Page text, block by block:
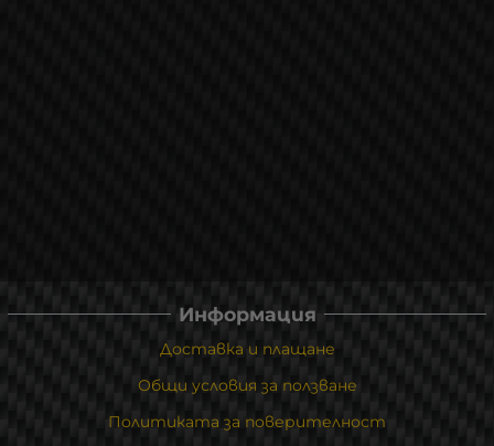
Информация
Доставка и плащане
Общи условия за ползване
Политиката за поверителност